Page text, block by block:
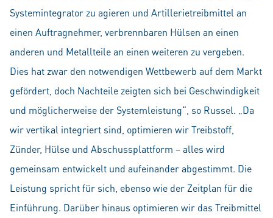
Systemintegrator zu agieren und Artillerietreibmittel an
einen Auftragnehmer, verbrennbaren Hülsen an einen
anderen und Metallteile an einen weiteren zu vergeben.
Dies hat zwar den notwendigen Wettbewerb auf dem Markt
gefördert, doch Nachteile zeigten sich bei Geschwindigkeit
und möglicherweise der Systemleistung“, so Russel. „Da
wir vertikal integriert sind, optimieren wir Treibstoff,
Zünder, Hülse und Abschussplattform – alles wird
gemeinsam entwickelt und aufeinander abgestimmt. Die
Leistung spricht für sich, ebenso wie der Zeitplan für die
Einführung. Darüber hinaus optimieren wir das Treibmittel